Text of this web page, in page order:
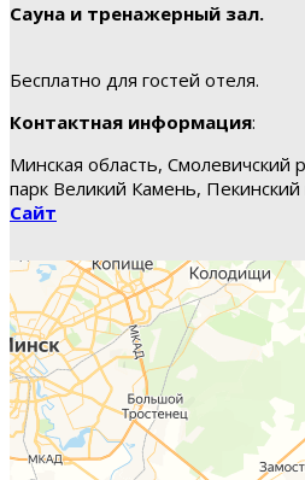
Сауна и тренажерный зал.
Бесплатно для гостей отеля.
Контактная информация:
Минская область, Смолевичский
парк Великий Камень, Пекинский
Сайт